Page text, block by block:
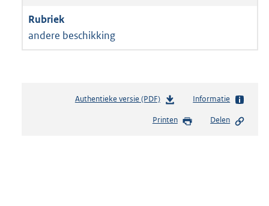
andere beschikking
Authentieke versie (PDF)b
s
Informatie
Printen Delen